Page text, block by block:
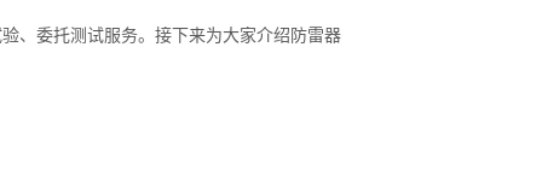
、委托测试服务。接下来为大家介绍防雷器